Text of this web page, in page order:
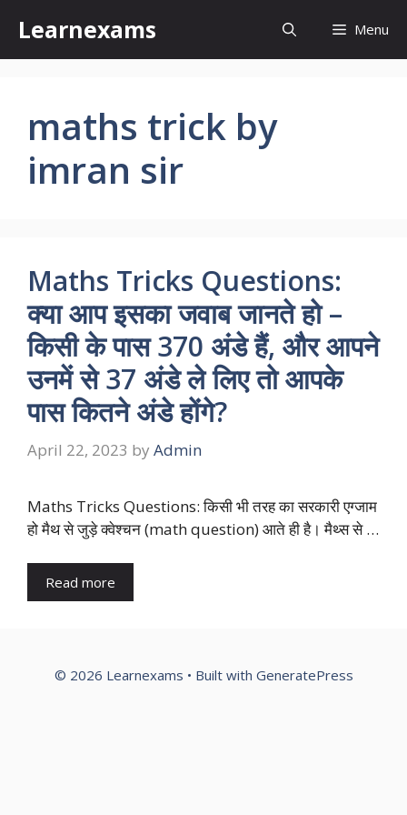
content
Learnexams Menu
maths trick by
imran sir
Maths Tricks Questions:
क्‍या आप इसका जवाब जानते हो –
किसी के पास 370 अंडे हैं, और आपने
उनमें से 37 अंडे ले लिए तो आपके
पास कितने अंडे होंगे?
April 22, 2023 by Admin
Maths Tricks Questions: किसी भी तरह का सरकारी एग्जाम
हो मैथ से जुड़े क्वेश्चन (math question) आते ही है। मैथ्स से …
Read more
© 2026 Learnexams • Built with GeneratePress